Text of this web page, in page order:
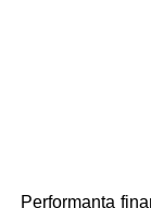
Performanța